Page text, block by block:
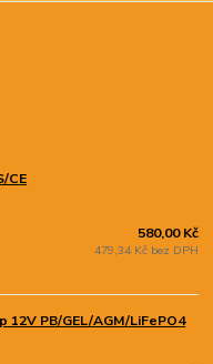
CE
580,00 Kč
479,34 Kč bez DPH
PB/GEL/AGM/LiFePO4